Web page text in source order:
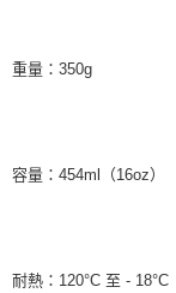
重量：350g
容量：454ml（16oz）
耐熱：120°C 至 - 18°C